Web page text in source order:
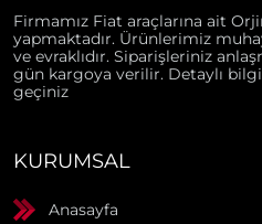
Firmamız Fiat araçlarına ait
yapmaktadır. Ürünlerimiz
ve evraklıdır. Siparişleriniz
gün kargoya verilir. Detaylı
geçiniz
KURUMSAL
Anasayfa